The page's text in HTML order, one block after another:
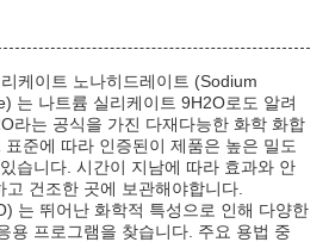
케이트 노나히드레이트 (Sodium
는 나트륨 실리케이트 9H2O로도 알려
라는 공식을 가진 다재다능한 화학 화합
준에 따라 인증된이 제품은 높은 밀도
습니다. 시간이 지남에 따라 효과와 안
건조한 곳에 보관해야합니다.
는 뛰어난 화학적 특성으로 인해 다양한
용 프로그램을 찾습니다. 주요 용법 중